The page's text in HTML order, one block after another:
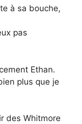
à sa bouche,
pas
Ethan.
plus que je
des Whitmore